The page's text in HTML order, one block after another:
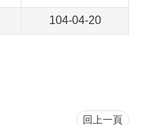
104-04-20
回上一頁